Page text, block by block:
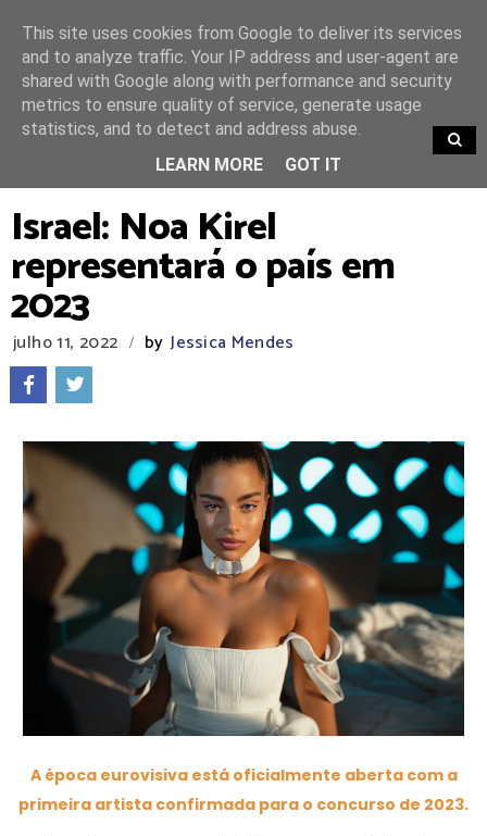
TRENDING
Israel: Noa Kirel
representará o país em
2023
julho 11, 2022 / by Jessica Mendes
A época eurovisiva está oficialmente aberta com a
primeira artista confirmada para o concurso de 2023.
This site uses cookies from Google to deliver its services
and to analyze traffic. Your IP address and user-agent are
shared with Google along with performance and security
metrics to ensure quality of service, generate usage
statistics, and to detect and address abuse.
LEARN MORE
GOT IT